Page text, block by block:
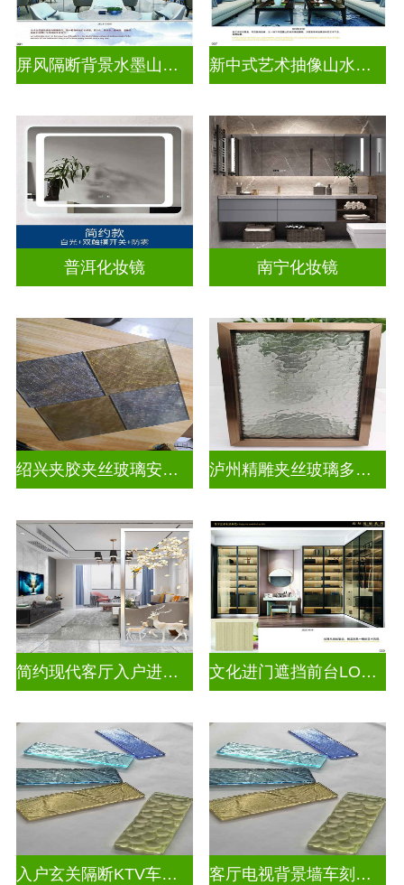
屏风隔断背景水墨山水画玻璃 新中式艺术抽像山水画玻璃
普洱化妆镜 南宁化妆镜
绍兴夹胶夹丝玻璃安装电话 泸州精雕夹丝玻璃多少钱
简约现代客厅入户进门遮挡玻璃背景墙 文化进门遮挡前台LOGO玻璃背景墙
入户玄关隔断KTV车刻玻璃 客厅电视背景墙车刻玻璃